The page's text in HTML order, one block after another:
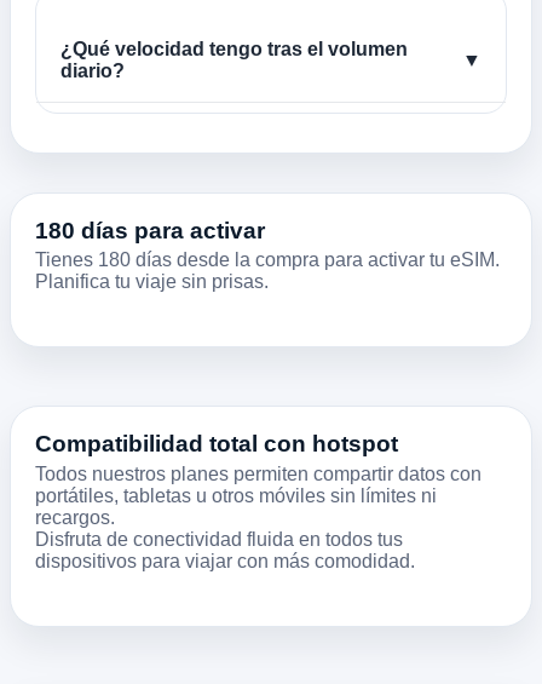
¿Qué velocidad tengo tras el volumen
diario?
▼
180 días para activar
Tienes 180 días desde la compra para activar tu eSIM.
Planifica tu viaje sin prisas.
Compatibilidad total con hotspot
Todos nuestros planes permiten compartir datos con
portátiles, tabletas u otros móviles sin límites ni
recargos.
Disfruta de conectividad fluida en todos tus
dispositivos para viajar con más comodidad.